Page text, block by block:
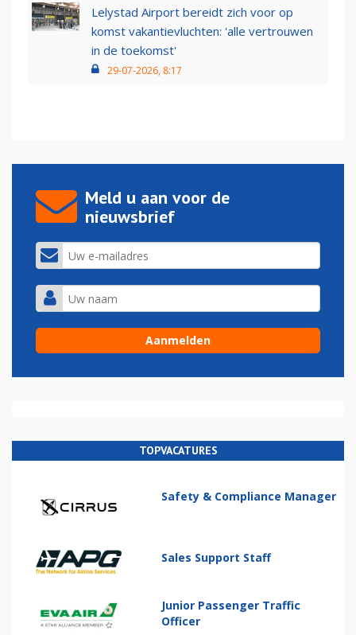
Lelystad Airport bereidt zich voor op
komst vakantievluchten: 'alle vertrouwen
in de toekomst'
29-07-2026, 8:17
Meld u aan voor de
nieuwsbrief
TOPVACATURES
Safety & Compliance Manager
Sales Support Staff
Junior Passenger Traffic
Officer